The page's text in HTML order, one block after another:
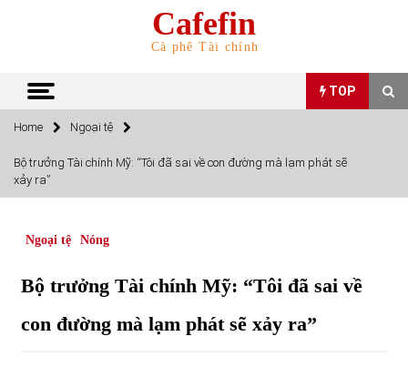
Cafefin
Cà phê Tài chính
TOP
TOP
Top 10 mặt hàng Việt Nam nhập khẩu nhiều nhất tháng
5/2022
Home Ngoại tệ
Bộ trưởng Tài chính Mỹ: “Tôi đã sai về con đường mà lạm phát sẽ
xảy ra”
Ngoại tệ Nóng
Bộ trưởng Tài chính Mỹ: “Tôi đã sai về
con đường mà lạm phát sẽ xảy ra”